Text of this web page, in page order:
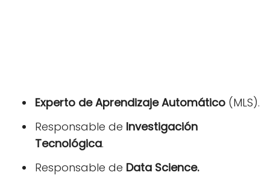
Experto de Aprendizaje Automático (MLS).
Responsable de Investigación
Tecnológica.
Responsable de Data Science.